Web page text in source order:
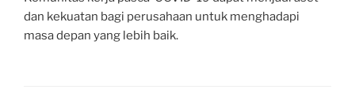
dan kekuatan bagi perusahaan untuk menghadapi
masa depan yang lebih baik.